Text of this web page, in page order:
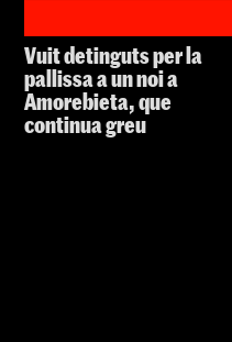
Vuit detinguts per la
pallissa a un noi a
Amorebieta, que
continua greu